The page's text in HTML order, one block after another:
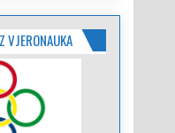
VJERONAUKA